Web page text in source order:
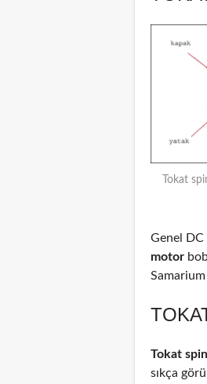
Tokat
Genel DC
motor
Samarium
Tokat
sıkça